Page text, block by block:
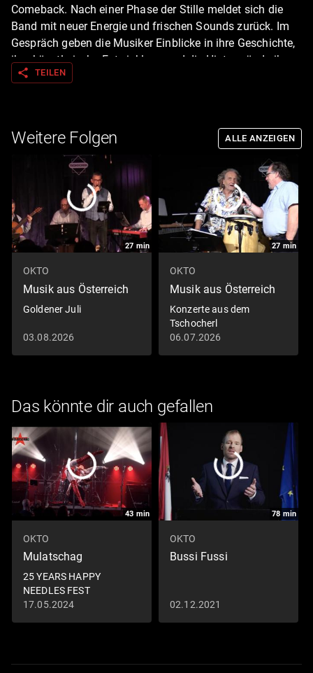
Comeback. Nach einer Phase der Stille meldet sich die
Band mit neuer Energie und frischen Sounds zurück. Im
Gespräch geben die Musiker Einblicke in ihre Geschichte,
ihre künstlerische Entwicklung und die Hintergründe ihrer
Rückkehr auf die Bühne. Ergänzt durch musikalische
share TEILEN
Weitere Folgen ALLE ANZEIGEN
27 min
OKTO
Musik aus Österreich
Goldener Juli
03.08.2026
27 min
OKTO
Musik aus Österreich
Konzerte aus dem
Tschocherl
06.07.2026
Das könnte dir auch gefallen
43 min
OKTO
Mulatschag
25 YEARS HAPPY
NEEDLES FEST
17.05.2024
78 min
OKTO
Bussi Fussi
02.12.2021